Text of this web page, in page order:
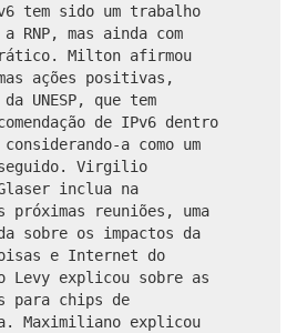
tem sido um trabalho
RNP, mas ainda com
Milton afirmou
ações positivas,
UNESP, que tem
de IPv6 dentro
a como um
Virgilio
inclua na
próximas reuniões, uma
sobre os impactos da
e Internet do
Levy explicou sobre as
para chips de
Maximiliano explicou